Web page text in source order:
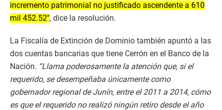
incremento patrimonial no justificado ascendente a 610
mil 452.52″, dice la resolución.
La Fiscalía de Extinción de Dominio también apuntó a las
dos cuentas bancarias que tiene Cerrón en el Banco de la
Nación. “Llama poderosamente la atención que, si el
requerido, se desempeñaba únicamente como
gobernador regional de Junín, entre el 2011 a 2014, cómo
es que el requerido no realizó ningún retiro desde el año